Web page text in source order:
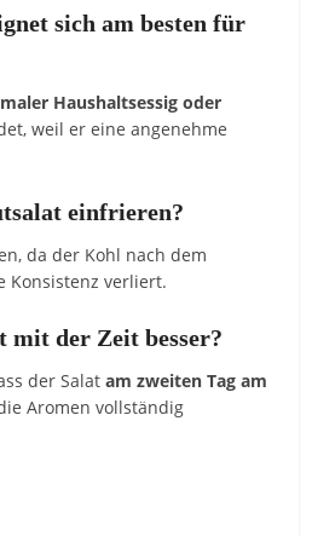
sichambestenfür
Haushaltsessigoder
weilereineangenehme
einfrieren?
dader Kohl nachdem
Konsistenzverliert.
mitder Zeitbesser?
derSalatamzweitenTagam
Aromenvollständig